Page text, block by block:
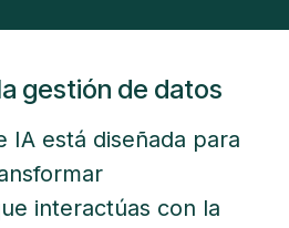
gestión de datos
IA está diseñada para
interactúas con la